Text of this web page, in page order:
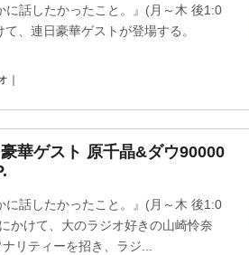
に話したかったこと。』(月～木 後1:0
、連日豪華ゲストが登場する。
｜
華ゲスト 原千晶&ダウ90000
に話したかったこと。』(月～木 後1:0
かけて、大のラジオ好きの山崎怜奈
リティーを招き、ラジ...